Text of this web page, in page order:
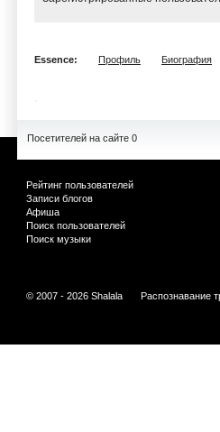
Essence: Профиль Биография
Посетителей на сайте 0
Рейтинг пользователей
Записи блогов
Афиша
Поиск пользователей
Поиск музыки
© 2007 - 2026 Shalala Распознавание